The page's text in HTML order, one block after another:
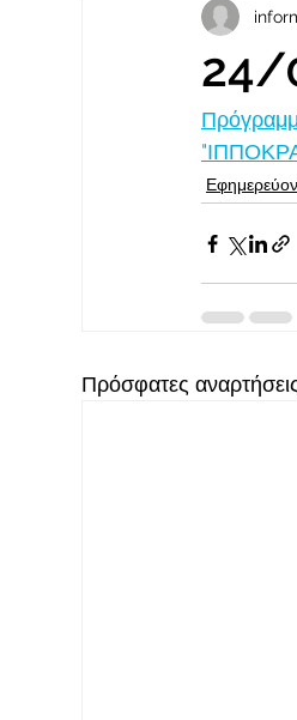
Προκηρύξεις Θέσεων
24/
Πρόσφατες